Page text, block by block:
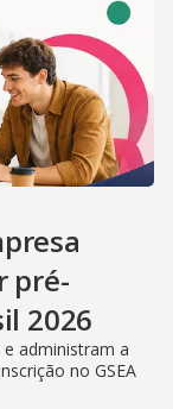
pré-
2026
administram a
no GSEA